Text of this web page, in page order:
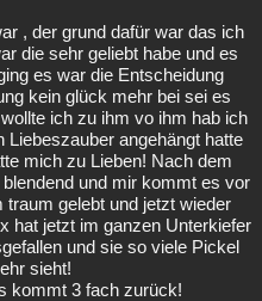
, der grund dafür war das ich
die sehr geliebt habe und es
es war die Entscheidung
kein glück mehr bei sei es
ich zu ihm vo ihm hab ich
angehängt hatte
mich zu Lieben! Nach dem
und mir kommt es vor
traum gelebt und jetzt wieder
hat jetzt im ganzen Unterkiefer
und sie so viele Pickel
sieht!
kommt 3 fach zurück!